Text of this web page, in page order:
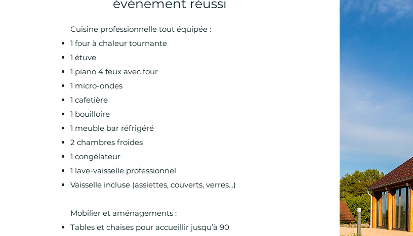
événement réussi
Cuisine professionnelle tout équipée :
1 four à chaleur tournante
1 étuve
1 piano 4 feux avec four
1 micro-ondes
1 cafetière
1 bouilloire
1 meuble bar réfrigéré
2 chambres froides
1 congélateur
1 lave-vaisselle professionnel
Vaisselle incluse (assiettes, couverts, verres...)
Mobilier et aménagements :
Tables et chaises pour accueillir jusqu’à 90